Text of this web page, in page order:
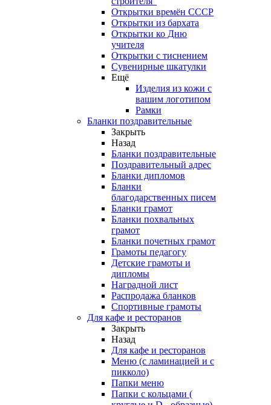
Открытки времён СССР
Открытки из бархата
Открытки ко Дню
учителя
Открытки с тиснением
Сувенирные шкатулки
Ещё
Изделия из кожи с
вашим логотипом
Рамки
Бланки поздравительные
Закрыть
Назад
Бланки поздравительные
Поздравительный адрес
Бланки дипломов
Бланки
благодарственных писем
Бланки грамот
Бланки похвальных
грамот
Бланки почетных грамот
Грамоты педагогу
Детские грамоты и
дипломы
Наградной лист
Распродажа бланков
Спортивные грамоты
Для кафе и ресторанов
Закрыть
Назад
Для кафе и ресторанов
Меню (с ламинацией и с
пикколо)
Папки меню
Папки с кольцами (